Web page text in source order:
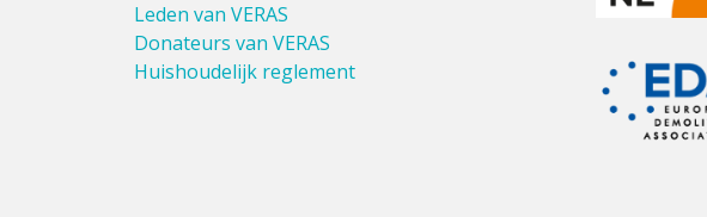
Leden van VERAS
Donateurs van VERAS
Huishoudelijk reglement